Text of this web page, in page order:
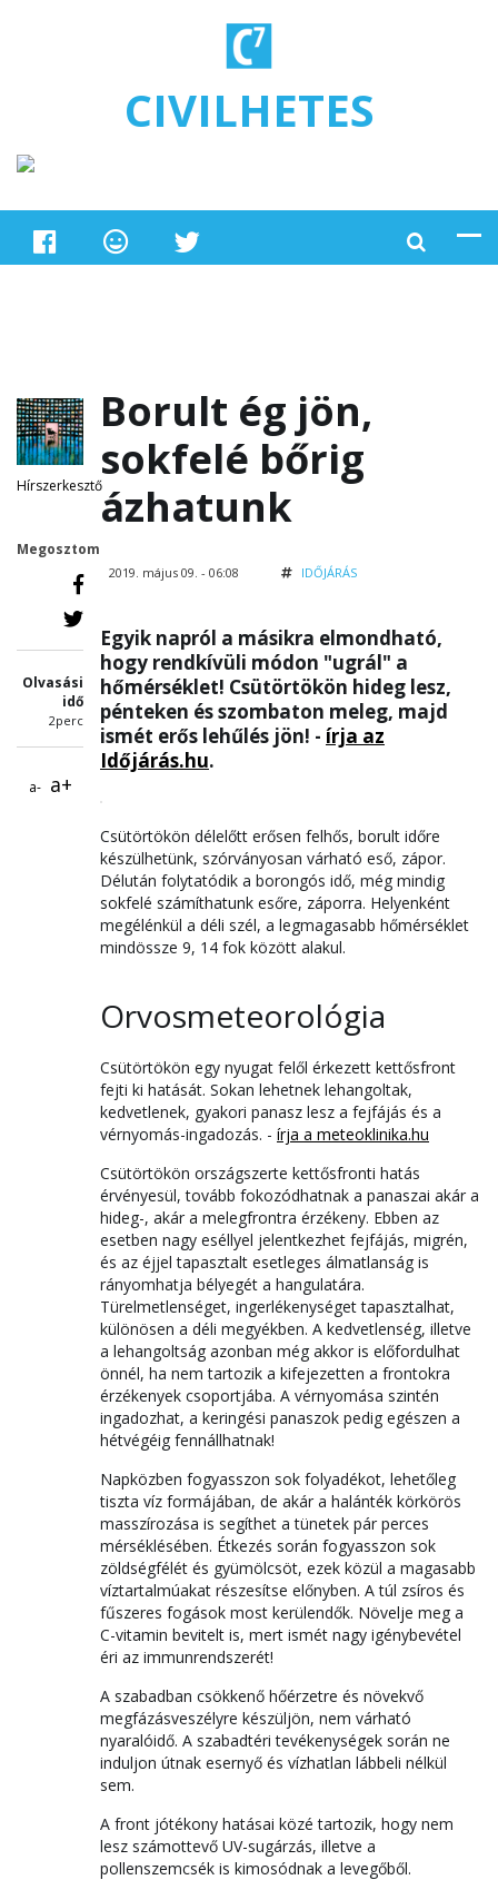
CIVILHETES
Hírszerkesztő
Megosztom
Olvasási
idő
2perc
a- a+
Borult ég jön,
sokfelé bőrig
ázhatunk
2019. május 09. - 06:08 IDŐJÁRÁS
Egyik napról a másikra elmondható,
hogy rendkívüli módon "ugrál" a
hőmérséklet! Csütörtökön hideg lesz,
pénteken és szombaton meleg, majd
ismét erős lehűlés jön! - írja az
Időjárás.hu.
Csütörtökön délelőtt erősen felhős, borult időre
készülhetünk, szórványosan várható eső, zápor.
Délután folytatódik a borongós idő, még mindig
sokfelé számíthatunk esőre, záporra. Helyenként
megélénkül a déli szél, a legmagasabb hőmérséklet
mindössze 9, 14 fok között alakul.
Orvosmeteorológia
Csütörtökön egy nyugat felől érkezett kettősfront
fejti ki hatását. Sokan lehetnek lehangoltak,
kedvetlenek, gyakori panasz lesz a fejfájás és a
vérnyomás-ingadozás. - írja a meteoklinika.hu
Csütörtökön országszerte kettősfronti hatás
érvényesül, tovább fokozódhatnak a panaszai akár a
hideg-, akár a melegfrontra érzékeny. Ebben az
esetben nagy eséllyel jelentkezhet fejfájás, migrén,
és az éjjel tapasztalt esetleges álmatlanság is
rányomhatja bélyegét a hangulatára.
Türelmetlenséget, ingerlékenységet tapasztalhat,
különösen a déli megyékben. A kedvetlenség, illetve
a lehangoltság azonban még akkor is előfordulhat
önnél, ha nem tartozik a kifejezetten a frontokra
érzékenyek csoportjába. A vérnyomása szintén
ingadozhat, a keringési panaszok pedig egészen a
hétvégéig fennállhatnak!
Napközben fogyasszon sok folyadékot, lehetőleg
tiszta víz formájában, de akár a halánték körkörös
masszírozása is segíthet a tünetek pár perces
mérséklésében. Étkezés során fogyasszon sok
zöldségfélét és gyümölcsöt, ezek közül a magasabb
víztartalmúakat részesítse előnyben. A túl zsíros és
fűszeres fogások most kerülendők. Növelje meg a
C-vitamin bevitelt is, mert ismét nagy igénybevétel
éri az immunrendszerét!
A szabadban csökkenő hőérzetre és növekvő
megfázásveszélyre készüljön, nem várható
nyaralóidő. A szabadtéri tevékenységek során ne
induljon útnak esernyő és vízhatlan lábbeli nélkül
sem.
A front jótékony hatásai közé tartozik, hogy nem
lesz számottevő UV-sugárzás, illetve a
pollenszemcsék is kimosódnak a levegőből.